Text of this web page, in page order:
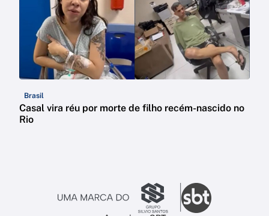
Brasil
Casal vira réu por morte de filho recém-nascido no
Rio